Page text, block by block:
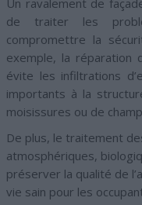
de traiter les
compromettre la
exemple, la
évite les infiltrations
importants à la
moisissures ou de
De plus, le traitement
atmosphériques,
préserver la qualité de
vie sain pour les